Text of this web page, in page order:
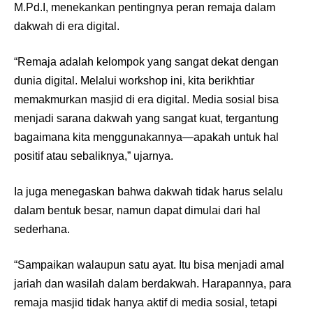
M.Pd.I, menekankan pentingnya peran remaja dalam
dakwah di era digital.
“Remaja adalah kelompok yang sangat dekat dengan
dunia digital. Melalui workshop ini, kita berikhtiar
memakmurkan masjid di era digital. Media sosial bisa
menjadi sarana dakwah yang sangat kuat, tergantung
bagaimana kita menggunakannya—apakah untuk hal
positif atau sebaliknya,” ujarnya.
Ia juga menegaskan bahwa dakwah tidak harus selalu
dalam bentuk besar, namun dapat dimulai dari hal
sederhana.
“Sampaikan walaupun satu ayat. Itu bisa menjadi amal
jariah dan wasilah dalam berdakwah. Harapannya, para
remaja masjid tidak hanya aktif di media sosial, tetapi